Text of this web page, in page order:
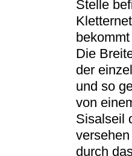
Stelle
Die
der
und so
von
Sisalseil
durch